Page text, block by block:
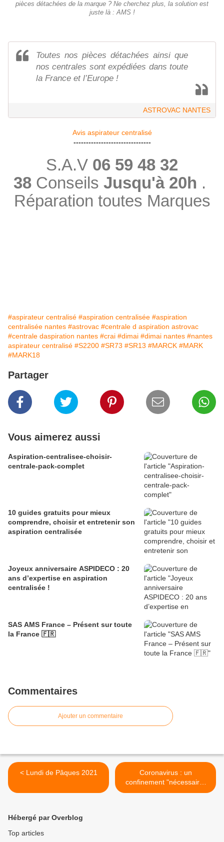
pièces détachées de la marque ? Ne cherchez plus, la solution est
juste là : AMS !
Toutes nos pièces détachées ainsi que
nos centrales sont expédiées dans toute
la France et l’Europe !
ASTROVAC NANTES
Avis aspirateur centralisé
-------------------------------
S.A.V 06 59 48 32
38 Conseils Jusqu'à 20h .
Réparation toutes Marques
#aspirateur centralisé #aspiration centralisée #aspiration
centralisée nantes #astrovac #centrale d aspiration astrovac
#centrale daspiration nantes #crai #dimai #dimai nantes #nantes
aspirateur centralisé #S2200 #SR73 #SR13 #MARCK #MARK
#MARK18
Partager
Vous aimerez aussi
Aspiration-centralisee-choisir-
centrale-pack-complet
10 guides gratuits pour mieux
comprendre, choisir et entretenir son
aspiration centralisée
Joyeux anniversaire ASPIDECO : 20
ans d’expertise en aspiration
centralisée !
SAS AMS France – Présent sur toute
la France 🇫🇷
Commentaires
Ajouter un commentaire
< Lundi de Pâques 2021
Coronavirus : un
confinement "nécessaire"
avril 2021 >
Hébergé par Overblog
Top articles